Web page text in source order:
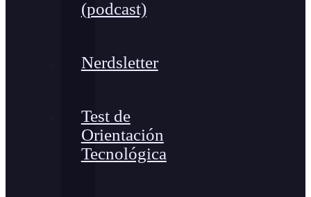
(podcast)
Nerdsletter
Test de
Orientación
Tecnológica